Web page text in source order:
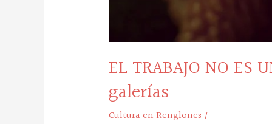
EL TRABAJO NO
galerías
Cultura en Renglones /